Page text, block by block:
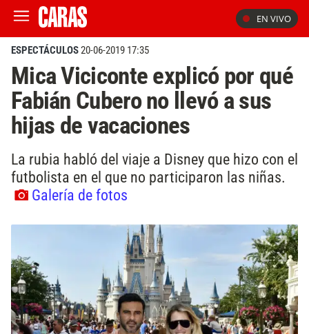
EN VIVO
ESPECTÁCULOS20-06-2019 17:35
Mica Viciconte explicó por qué
Fabián Cubero no llevó a sus
hijas de vacaciones
La rubia habló del viaje a Disney que hizo con el
futbolista en el que no participaron las niñas.
Galería de fotos